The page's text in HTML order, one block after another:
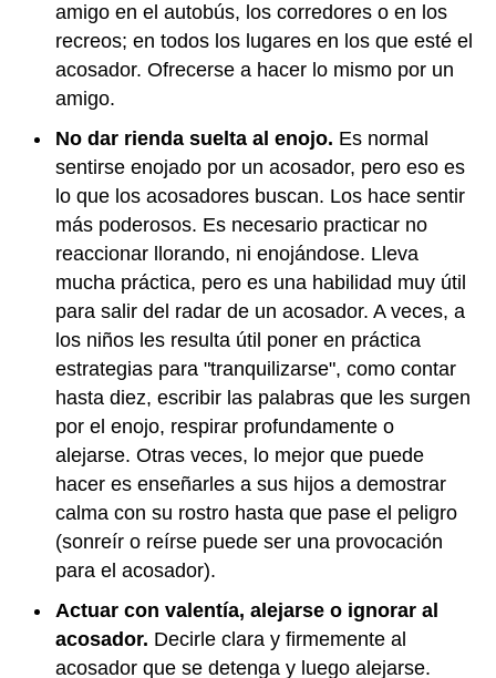
amigo en el autobús, los corredores o en los
recreos; en todos los lugares en los que esté el
acosador. Ofrecerse a hacer lo mismo por un
amigo.
No dar rienda suelta al enojo. Es normal
sentirse enojado por un acosador, pero eso es
lo que los acosadores buscan. Los hace sentir
más poderosos. Es necesario practicar no
reaccionar llorando, ni enojándose. Lleva
mucha práctica, pero es una habilidad muy útil
para salir del radar de un acosador. A veces, a
los niños les resulta útil poner en práctica
estrategias para "tranquilizarse", como contar
hasta diez, escribir las palabras que les surgen
por el enojo, respirar profundamente o
alejarse. Otras veces, lo mejor que puede
hacer es enseñarles a sus hijos a demostrar
calma con su rostro hasta que pase el peligro
(sonreír o reírse puede ser una provocación
para el acosador).
Actuar con valentía, alejarse o ignorar al
acosador. Decirle clara y firmemente al
acosador que se detenga y luego alejarse.